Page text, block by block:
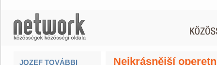
JOZEF TOVÁBBI
Nejkrásnější